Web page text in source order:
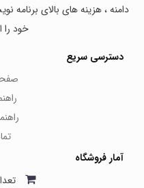
دامنه ، هزینه های بالای
خود را
دسترسی سریع
آمار فروشگاه